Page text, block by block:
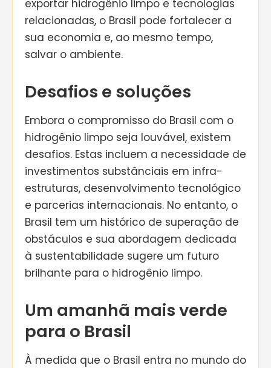
exportar hidrogênio limpo e tecnologias
relacionadas, o Brasil pode fortalecer a
sua economia e, ao mesmo tempo,
salvar o ambiente.
Desafios e soluções
Embora o compromisso do Brasil com o
hidrogênio limpo seja louvável, existem
desafios. Estas incluem a necessidade de
investimentos substânciais em infra-
estruturas, desenvolvimento tecnológico
e parcerias internacionais. No entanto, o
Brasil tem um histórico de superação de
obstáculos e sua abordagem dedicada
à sustentabilidade sugere um futuro
brilhante para o hidrogênio limpo.
Um amanhã mais verde
para o Brasil
À medida que o Brasil entra no mundo do